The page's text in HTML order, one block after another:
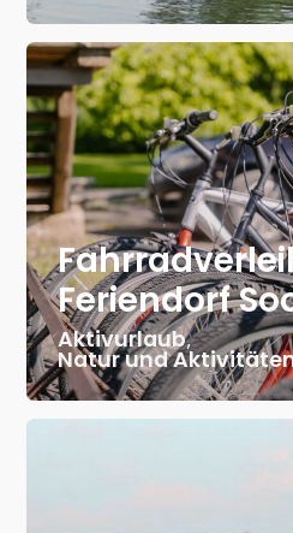
Feriendorf
Aktivurlaub,
Natur und